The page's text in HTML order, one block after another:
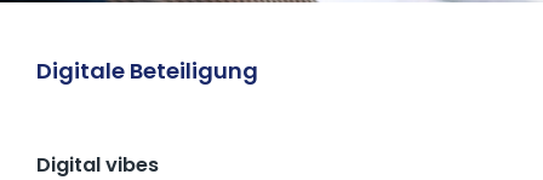
Digitale Beteiligung
Digital vibes